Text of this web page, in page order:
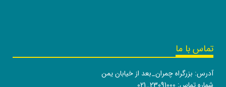
تماس با ما
آدرس: بزرگراه چمران_بعد از خیابان یمن